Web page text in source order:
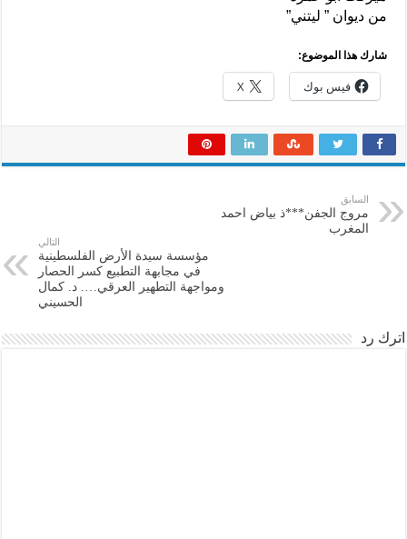
من ديوان ” ليتني”
شارك هذا الموضوع:
فيس بوك X
السابق
مروج الجفن***ذ بياض احمد
المغرب
التالي
مؤسسة سيدة الأرض الفلسطينية
في مجابهة التطبيع كسر الحصار
ومواجهة التطهير العرقي…. د. كمال
الحسيني
اترك رد